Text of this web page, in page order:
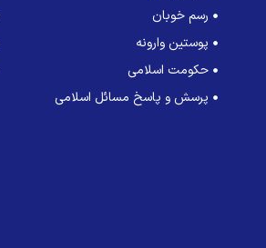
رسم خوبان
پوستین وارونه
حکومت اسلامی
پرسش و پاسخ مسائل اسلامی